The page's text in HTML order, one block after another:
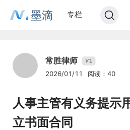
墨滴 专栏
常胜律师 V1
2026/01/11 阅读：40
人事主管有义务提示
立书面合同